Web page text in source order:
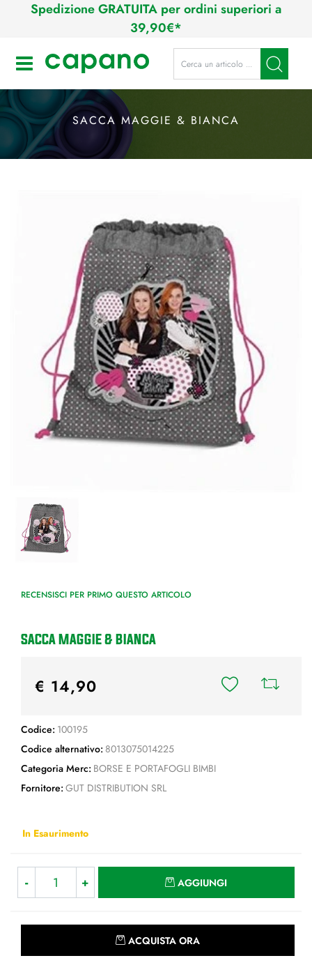
Spedizione GRATUITA per ordini superiori a
39,90€*
Open La modifica di un filtro
SACCA MAGGIE & BIANCA
RECENSISCI PER PRIMO QUESTO ARTICOLO
SACCA MAGGIE & BIANCA
€ 14,90
Codice: 100195
Codice alternativo: 8013075014225
Categoria Merc: BORSE E PORTAFOGLI BIMBI
Fornitore: GUT DISTRIBUTION SRL
In Esaurimento
AGGIUNGI
ACQUISTA ORA